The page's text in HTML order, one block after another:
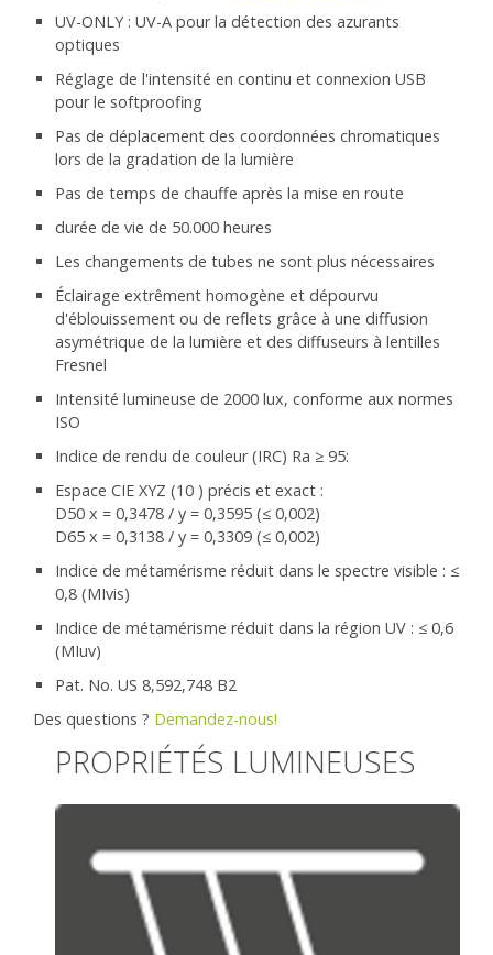
UV-ONLY : UV-A pour la détection des azurants
optiques
Réglage de l'intensité en continu et connexion USB
pour le softproofing
Pas de déplacement des coordonnées chromatiques
lors de la gradation de la lumière
Pas de temps de chauffe après la mise en route
durée de vie de 50.000 heures
Les changements de tubes ne sont plus nécessaires
Éclairage extrêment homogène et dépourvu
d'éblouissement ou de reflets grâce à une diffusion
asymétrique de la lumière et des diffuseurs à lentilles
Fresnel
Intensité lumineuse de 2000 lux, conforme aux normes
ISO
Indice de rendu de couleur (IRC) Ra ≥ 95:
Espace CIE XYZ (10 ) précis et exact :
D50 x = 0,3478 / y = 0,3595 (≤ 0,002)
D65 x = 0,3138 / y = 0,3309 (≤ 0,002)
Indice de métamérisme réduit dans le spectre visible : ≤
0,8 (MIvis)
Indice de métamérisme réduit dans la région UV : ≤ 0,6
(MIuv)
Pat. No. US 8,592,748 B2
Des questions ? Demandez-nous!
PROPRIÉTÉS LUMINEUSES